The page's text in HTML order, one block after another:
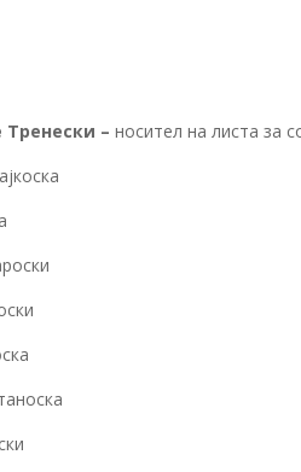
–носител на листа за